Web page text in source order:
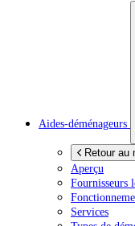
Aides-déménageurs
Retour au
Aperçu
Fournisseurs
Services